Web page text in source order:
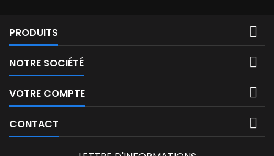
PRODUITS 
NOTRE SOCIÉTÉ 
VOTRE COMPTE 
CONTACT 